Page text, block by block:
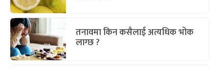
तनावमा किन कसैलाई अत्यधिक भोक
लाग्छ ?